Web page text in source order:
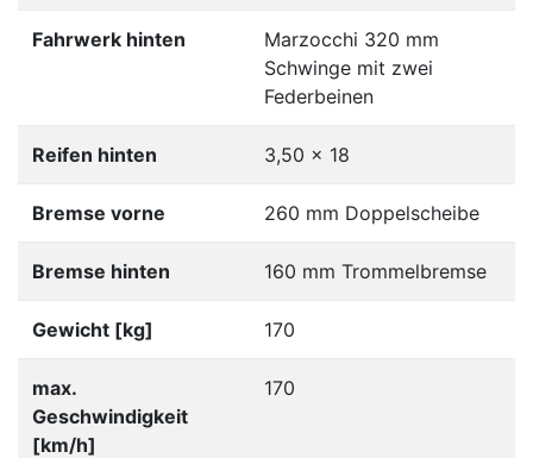
Fahrwerk hinten
Marzocchi 320 mm
Schwinge mit zwei
Federbeinen
Reifen hinten 3,50 x 18
Bremse vorne 260 mm Doppelscheibe
Bremse hinten 160 mm Trommelbremse
Gewicht [kg] 170
max.
Geschwindigkeit
[km/h]
170